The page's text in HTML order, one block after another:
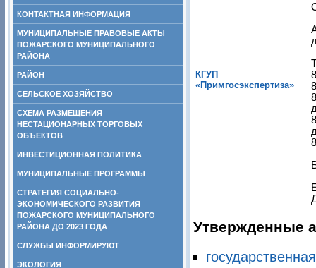
КОНТАКТНАЯ ИНФОРМАЦИЯ
МУНИЦИПАЛЬНЫЕ ПРАВОВЫЕ АКТЫ
ПОЖАРСКОГО МУНИЦИПАЛЬНОГО
РАЙОНА
РАЙОН
СЕЛЬСКОЕ ХОЗЯЙСТВО
СХЕМА РАЗМЕЩЕНИЯ
НЕСТАЦИОНАРНЫХ ТОРГОВЫХ
ОБЪЕКТОВ
ИНВЕСТИЦИОННАЯ ПОЛИТИКА
МУНИЦИПАЛЬНЫЕ ПРОГРАММЫ
СТРАТЕГИЯ СОЦИАЛЬНО-
ЭКОНОМИЧЕСКОГО РАЗВИТИЯ
ПОЖАРСКОГО МУНИЦИПАЛЬНОГО
РАЙОНА ДО 2023 ГОДА
СЛУЖБЫ ИНФОРМИРУЮТ
ЭКОЛОГИЯ
КГУП
«Примгосэкспертиза»
Утвержденные